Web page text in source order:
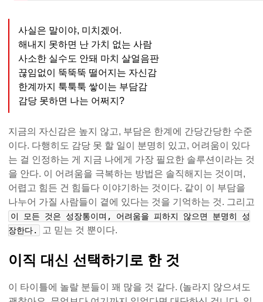
사실은 말이야, 미치겠어.
해내지 못하면 난 가치 없는 사람
사소한 실수도 안돼 마치 살얼음판
끊임없이 뚝뚝뚝 떨어지는 자신감
한계까지 툭툭툭 쌓이는 부담감
감당 못하면 나는 어쩌지?
지금의 자신감은 높지 않고, 부담은 한계에 간당간당한 수준
이다. 다행히도 감당 못 할 일이 분명히 있고, 어려움이 있다
는 걸 인정하는 게 지금 나에게 가장 필요한 솔루션이라는 것
을 안다. 이 어려움을 극복하는 방법은 솔직해지는 것이며,
어렵고 힘든 건 힘들다 이야기하는 것이다. 같이 이 부담을
나누어 가질 사람들이 곁에 있다는 것을 기억하는 것. 그리고
이 모든 것은 성장통이며, 어려움을 피하지 않으면 분명히 성
장한다.
고 믿는 것 뿐이다.
이직 대신 선택하기로 한 것
이 타이틀에 놀랄 분들이 꽤 많을 것 같다. (놀라지 않으셔도